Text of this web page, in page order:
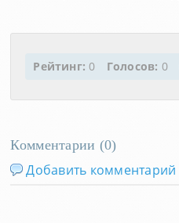
Рейтинг:0 Голосов: 0
Комментарии (0)
Добавить комментарий